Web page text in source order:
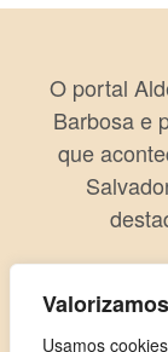
Usamos
O portal
Barbosa e
que